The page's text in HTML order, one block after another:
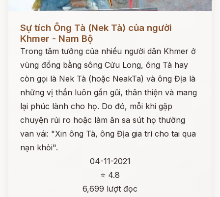
Sự tích Ông Tà (Nek Tà) của người
Khmer - Nam Bộ
Trong tâm tưởng của nhiều người dân Khmer ở
vùng đồng bằng sông Cửu Long, ông Tà hay
còn gọi là Nek Tà (hoặc NeakTa) và ông Địa là
những vị thần luôn gần gũi, thân thiện và mang
lại phúc lành cho họ. Do đó, mỗi khi gặp
chuyện rủi ro hoặc làm ăn sa sút họ thường
van vái: "Xin ông Tà, ông Địa gia trì cho tai qua
nạn khỏi".
04-11-2021
⭐ 4.8
6,699 lượt đọc